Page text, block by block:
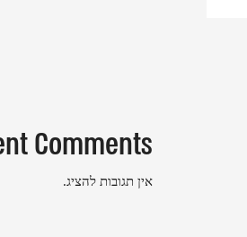
Comments
אין תגובות להציג.